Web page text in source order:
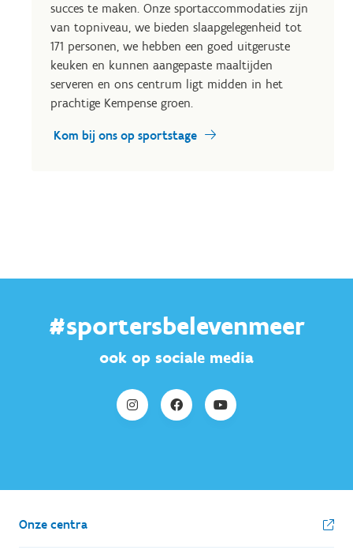
succes te maken. Onze sportaccommodaties zijn
van topniveau, we bieden slaapgelegenheid tot
171 personen, we hebben een goed uitgeruste
keuken en kunnen aangepaste maaltijden
serveren en ons centrum ligt midden in het
prachtige Kempense groen.
Kom bij ons op sportstage
#sportersbelevenmeer
ook op sociale media
Onze centra